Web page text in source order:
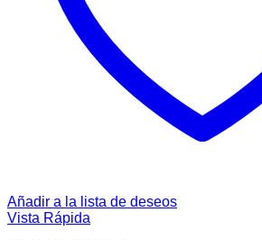
Añadir a la lista de deseos
Vista Rápida